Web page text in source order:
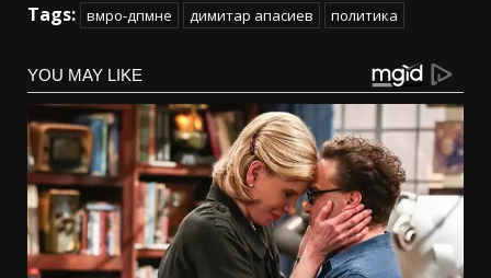
Tags: вмро-дпмне димитар апасиев политика